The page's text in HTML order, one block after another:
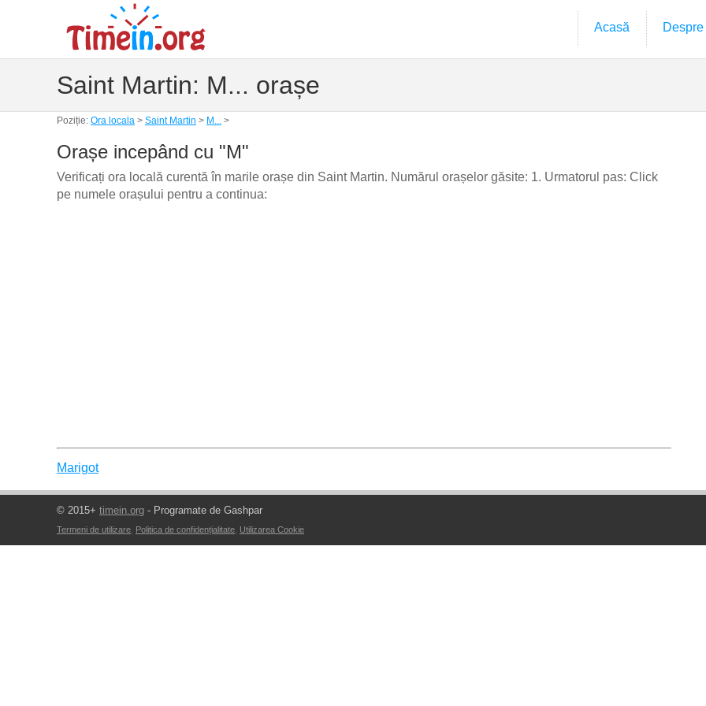
Acasă Despre
Saint Martin: M... orașe
Poziție: Ora locala > Saint Martin > M... >
Orașe incepând cu "M"
Verificați ora locală curentă în marile orașe din Saint Martin. Numărul orașelor găsite: 1. Urmatorul pas: Click
pe numele orașului pentru a continua:
Marigot
© 2015+ timein.org - Programate de Gashpar
Termeni de utilizare, Politica de confidențialitate, Utilizarea Cookie